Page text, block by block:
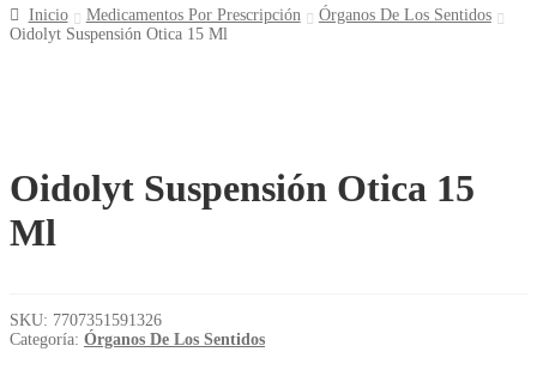
Inicio Medicamentos Por Prescripción
Órganos De Los Sentidos
Oidolyt Suspensión Otica 15 Ml
Oidolyt Suspensión Otica 15
Ml
SKU: 7707351591326
Categoría: Órganos De Los Sentidos